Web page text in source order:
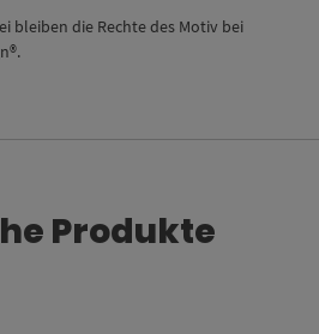
bleiben die Rechte des Motiv bei
Produkte